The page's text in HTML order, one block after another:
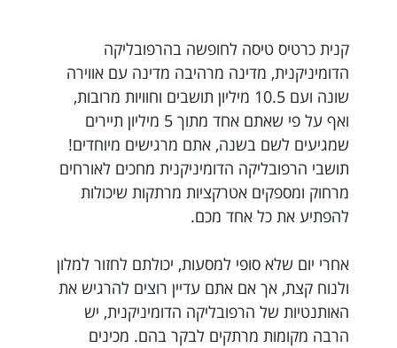
קנית כרטיס טיסה לחופשה בהרפובליקה
הדומיניקנית, מדינה מרהיבה מדינה עם אווירה
שונה ועם 10.5 מיליון תושבים וחוויות מרובות,
ואף על פי שאתם אחד מתוך 5 מיליון תיירים
שמגיעים לשם בשנה, אתם מרגישים מיוחדים!
תושבי הרפובליקה הדומיניקנית מחכים לאורחים
מרחוק ומספקים אטרקציות מרתקות שיכולות
להפתיע את כל אחד מכם.
אחרי יום שלא סופי למסעות, יכולתם לחזור למלון
ולנוח קצת, אך אם אתם עדיין רוצים להרגיש את
האותנטיות של הרפובליקה הדומיניקנית, יש
הרבה מקומות מרתקים לבקר בהם. מכינים